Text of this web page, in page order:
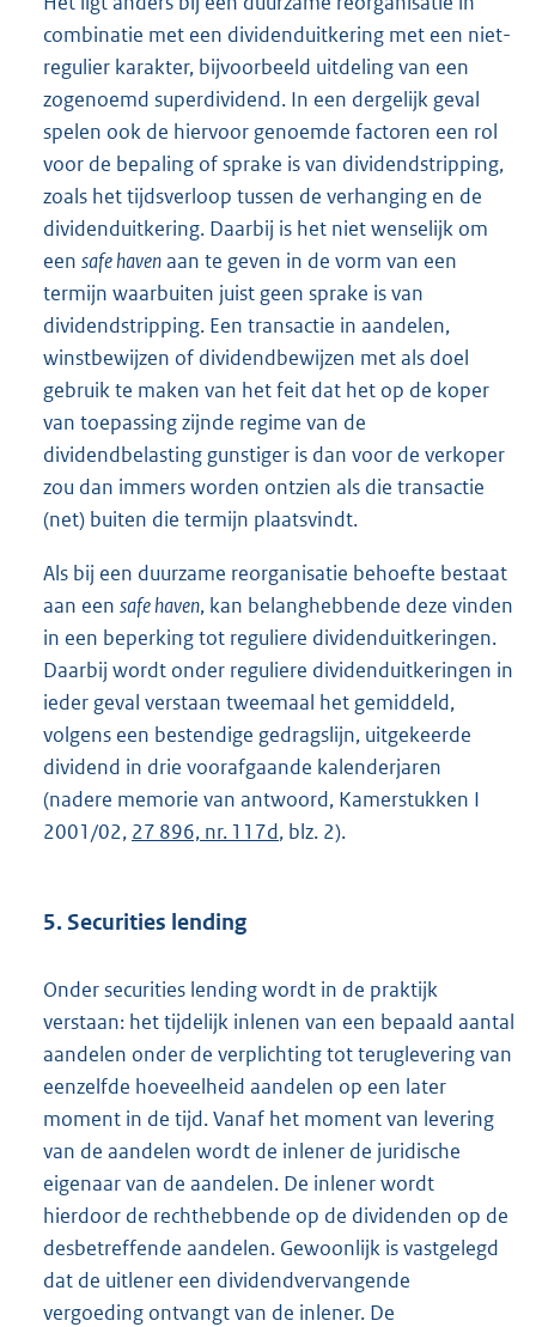
combinatie met een dividenduitkering met een niet-
regulier karakter, bijvoorbeeld uitdeling van een
zogenoemd superdividend. In een dergelijk geval
spelen ook de hiervoor genoemde factoren een rol
voor de bepaling of sprake is van dividendstripping,
zoals het tijdsverloop tussen de verhanging en de
dividenduitkering. Daarbij is het niet wenselijk om
een safe havenaan te geven in de vorm van een
termijn waarbuiten juist geen sprake is van
dividendstripping. Een transactie in aandelen,
winstbewijzen of dividendbewijzen met als doel
gebruik te maken van het feit dat het op de koper
van toepassing zijnde regime van de
dividendbelasting gunstiger is dan voor de verkoper
zou dan immers worden ontzien als die transactie
(net) buiten die termijn plaatsvindt.
Als bij een duurzame reorganisatie behoefte bestaat
aan een safe haven, kan belanghebbende deze vinden
in een beperking tot reguliere dividenduitkeringen.
Daarbij wordt onder reguliere dividenduitkeringen in
ieder geval verstaan tweemaal het gemiddeld,
volgens een bestendige gedragslijn, uitgekeerde
dividend in drie voorafgaande kalenderjaren
(nadere memorie van antwoord, Kamerstukken I
2001/02, 27 896, nr. 117d, blz. 2).
5. Securities lending
Onder securities lending wordt in de praktijk
verstaan: het tijdelijk inlenen van een bepaald aantal
aandelen onder de verplichting tot teruglevering van
eenzelfde hoeveelheid aandelen op een later
moment in de tijd. Vanaf het moment van levering
van de aandelen wordt de inlener de juridische
eigenaar van de aandelen. De inlener wordt
hierdoor de rechthebbende op de dividenden op de
desbetreffende aandelen. Gewoonlijk is vastgelegd
dat de uitlener een dividendvervangende
vergoeding ontvangt van de inlener. De